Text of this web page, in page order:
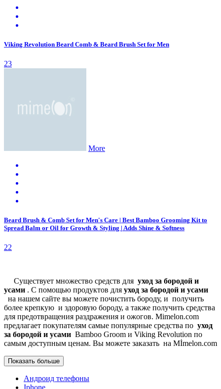
Viking Revolution Beard Comb & Beard Brush Set for Men
23
More
Beard Brush & Comb Set for Men's Care | Best Bamboo Grooming Kit to
Spread Balm or Oil for Growth & Styling | Adds Shine & Softness
22
Существует множество средств для уход за бородой и
усами . С помощью продуктов для уход за бородой и усами
на нашем сайте вы можете почистить бороду, и получить
более крепкую и здоровую бороду, а также получить средства
для предотвращения раздражения и ожогов. Mimelon.com
предлагает покупателям самые популярные средства по уход
за бородой и усами Bamboo Groom и Viking Revolution по
самым доступным ценам. Вы можете заказать на Mİmelon.com
Показать больше
Aндроид телефоны